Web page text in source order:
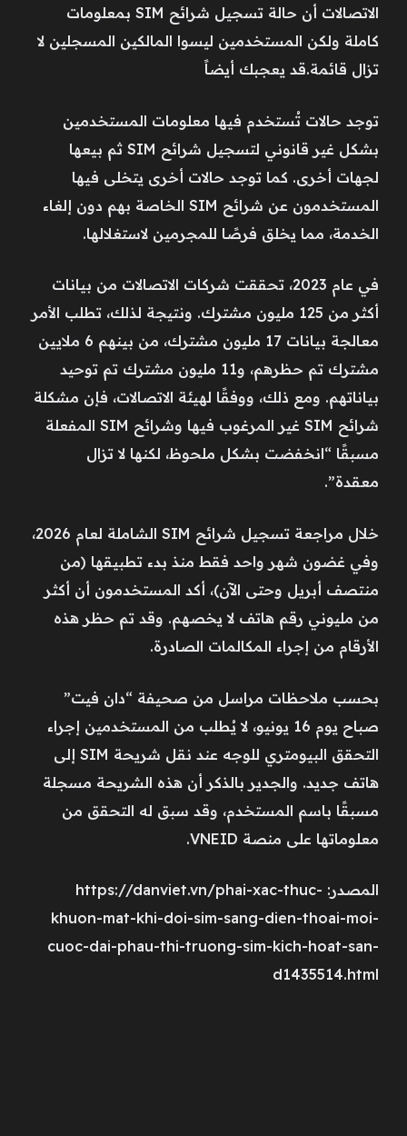
الاتصالات أن حالة تسجيل شرائح SIM بمعلومات
كاملة ولكن المستخدمين ليسوا المالكين المسجلين لا
تزال قائمة.قد يعجبك أيضاً
توجد حالات تُستخدم فيها معلومات المستخدمين
بشكل غير قانوني لتسجيل شرائح SIM ثم بيعها
لجهات أخرى. كما توجد حالات أخرى يتخلى فيها
المستخدمون عن شرائح SIM الخاصة بهم دون إلغاء
الخدمة، مما يخلق فرصًا للمجرمين لاستغلالها.
في عام 2023، تحققت شركات الاتصالات من بيانات
أكثر من 125 مليون مشترك. ونتيجة لذلك، تطلب الأمر
معالجة بيانات 17 مليون مشترك، من بينهم 6 ملايين
مشترك تم حظرهم، و11 مليون مشترك تم توحيد
بياناتهم. ومع ذلك، ووفقًا لهيئة الاتصالات، فإن مشكلة
شرائح SIM غير المرغوب فيها وشرائح SIM المفعلة
مسبقًا “انخفضت بشكل ملحوظ، لكنها لا تزال
معقدة”.
خلال مراجعة تسجيل شرائح SIM الشاملة لعام 2026،
وفي غضون شهر واحد فقط منذ بدء تطبيقها (من
منتصف أبريل وحتى الآن)، أكد المستخدمون أن أكثر
من مليوني رقم هاتف لا يخصهم. وقد تم حظر هذه
الأرقام من إجراء المكالمات الصادرة.
بحسب ملاحظات مراسل من صحيفة “دان فيت”
صباح يوم 16 يونيو، لا يُطلب من المستخدمين إجراء
التحقق البيومتري للوجه عند نقل شريحة SIM إلى
هاتف جديد. والجدير بالذكر أن هذه الشريحة مسجلة
مسبقًا باسم المستخدم، وقد سبق له التحقق من
معلوماتها على منصة VNEID.
المصدر: https://danviet.vn/phai-xac-thuc-
khuon-mat-khi-doi-sim-sang-dien-thoai-moi-
cuoc-dai-phau-thi-truong-sim-kich-hoat-san-
d1435514.html